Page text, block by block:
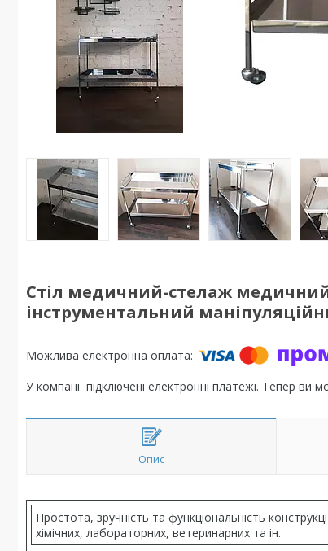
Стіл медичний-стелаж медичний
інструментальний
У компанії підключені електронні платежі. Тепер
Опис
Простота, зручність та функціональність
хімічних, лабораторних, ветеринарних та ін.